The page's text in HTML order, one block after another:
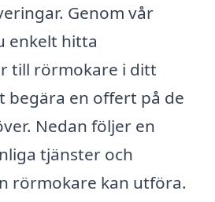
Genom vår
enkelt hitta
till rörmokare i ditt
begära en offert på de
Nedan följer en
tjänster och
rörmokare kan utföra.